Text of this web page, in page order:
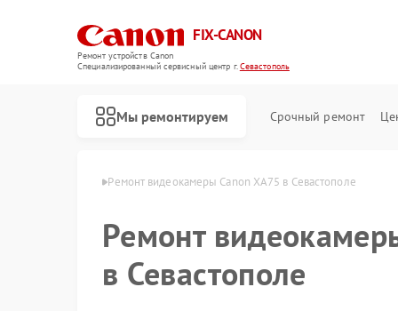
FIX-CANON
Ремонт устройств Canon
Специализированный cервисный центр г.Севастополь
Мы ремонтируем Срочный ремонт
в Севастополе Ремонт видеокамеры Canon XA75 в Севастополе
Ремонт
в Севастополе